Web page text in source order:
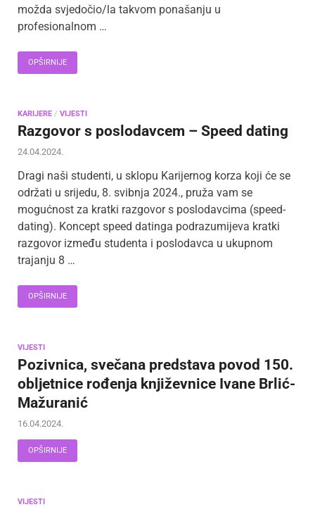
možda svjedočio/la takvom ponašanju u
profesionalnom …
OPŠIRNIJE
KARIJERE / VIJESTI
Razgovor s poslodavcem – Speed dating
24.04.2024.
Dragi naši studenti, u sklopu Karijernog korza koji će se
održati u srijedu, 8. svibnja 2024., pruža vam se
mogućnost za kratki razgovor s poslodavcima (speed-
dating). Koncept speed datinga podrazumijeva kratki
razgovor između studenta i poslodavca u ukupnom
trajanju 8 …
OPŠIRNIJE
VIJESTI
Pozivnica, svečana predstava povod 150.
obljetnice rođenja književnice Ivane Brlić-
Mažuranić
16.04.2024.
OPŠIRNIJE
VIJESTI